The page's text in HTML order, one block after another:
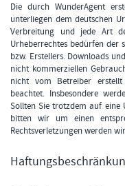
Die durch WunderAgent
unterliegen dem deutschen
Verbreitung und jede Art
Urheberrechtes bedürfen der
bzw. Erstellers. Downloads
nicht kommerziellen
nicht vom Betreiber
beachtet. Insbesondere
Sollten Sie trotzdem auf eine
bitten wir um einen
Rechtsverletzungen werden